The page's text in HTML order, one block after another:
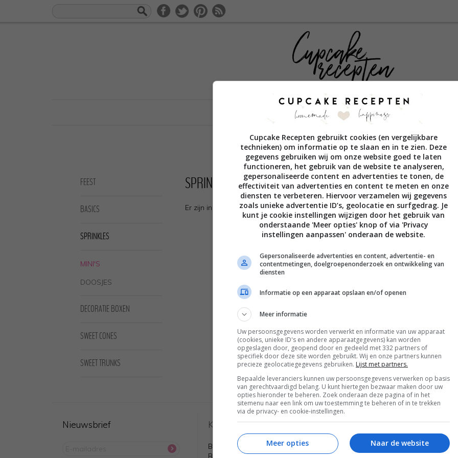
BASISRECEPTEN CUPCAKERECEPTEN GEBAKJES & ZOET
coming soon
FEEST
BASICS
SPRINKLES
MINI'S
DOOSJES
DECORATIE BOXEN
SWEET CONES
SWEET TRUNKS
SPRINKLES » MINI'S
Er zijn in deze categorie (nog) geen producten gevonden.
Nieuwsbrief Klantenservice
Bestellen
Bezorgen
Mijn Cupcakerecepten.nl
Account aanmaken
Inloggen
Cupcake Recepten gebruikt cookies (en vergelijkbare
technieken) om informatie op te slaan en in te zien. Deze
gegevens gebruiken wij om onze website goed te laten
functioneren, het gebruik van de website te analyseren,
gepersonaliseerde content en advertenties te tonen, de
effectiviteit van advertenties en content te meten en onze
diensten te verbeteren. Hiervoor verzamelen wij gegevens
zoals unieke advertentie ID’s, geolocatie en surfgedrag. Je
kunt je cookie instellingen wijzigen door het gebruik van
onderstaande 'Meer opties' knop of via 'Privacy
instellingen aanpassen' onderaan de website.
Gepersonaliseerde advertenties en content, advertentie- en
contentmetingen, doelgroepenonderzoek en ontwikkeling van
diensten
Informatie op een apparaat opslaan en/of openen
Meer informatie
Uw persoonsgegevens worden verwerkt en informatie van uw apparaat
(cookies, unieke ID's en andere apparaatgegevens) kan worden
opgeslagen door, geopend door en gedeeld met 332 partners of
specifiek door deze site worden gebruikt. Wij en onze partners kunnen
precieze geolocatiegegevens gebruiken. Lijst met partners.
Bepaalde leveranciers kunnen uw persoonsgegevens verwerken op basis
van gerechtvaardigd belang. U kunt hiertegen bezwaar maken door uw
opties hieronder te beheren. Zoek onderaan deze pagina of in het
sitemenu naar een link om uw toestemming te beheren of in te trekken
via de privacy- en cookie-instellingen.
Naar de website
Meer opties